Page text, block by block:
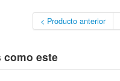
< Producto anterior
este